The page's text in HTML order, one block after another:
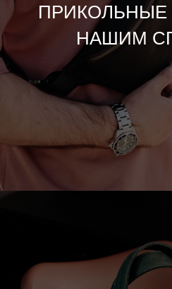
ПРИКОЛЬНЫЕ
НАШИМ